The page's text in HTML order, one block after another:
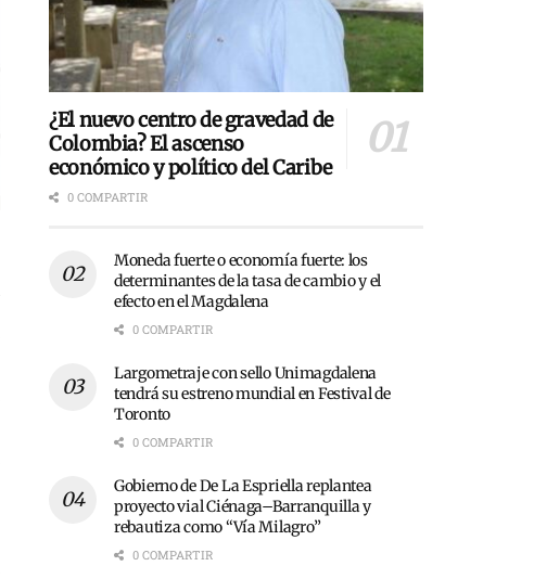
¿El nuevo centro de gravedad de
Colombia? El ascenso
económico y político del Caribe
0 COMPARTIR
Moneda fuerte o economía fuerte: los
determinantes de la tasa de cambio y el
efecto en el Magdalena
0 COMPARTIR
Largometraje con sello Unimagdalena
tendrá su estreno mundial en Festival de
Toronto
0 COMPARTIR
Gobierno de De La Espriella replantea
proyecto vial Ciénaga–Barranquilla y
rebautiza como “Vía Milagro”
0 COMPARTIR